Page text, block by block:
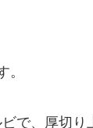
。
で、厚切り